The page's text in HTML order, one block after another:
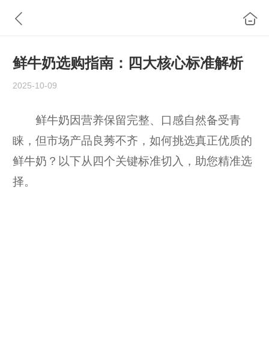
鲜牛奶选购指南：四大核心标准解析
2025-10-09
鲜牛奶因营养保留完整、口感自然备受青
睐，但市场产品良莠不齐，如何挑选真正优质的
鲜牛奶？以下从四个关键标准切入，助您精准选
择。